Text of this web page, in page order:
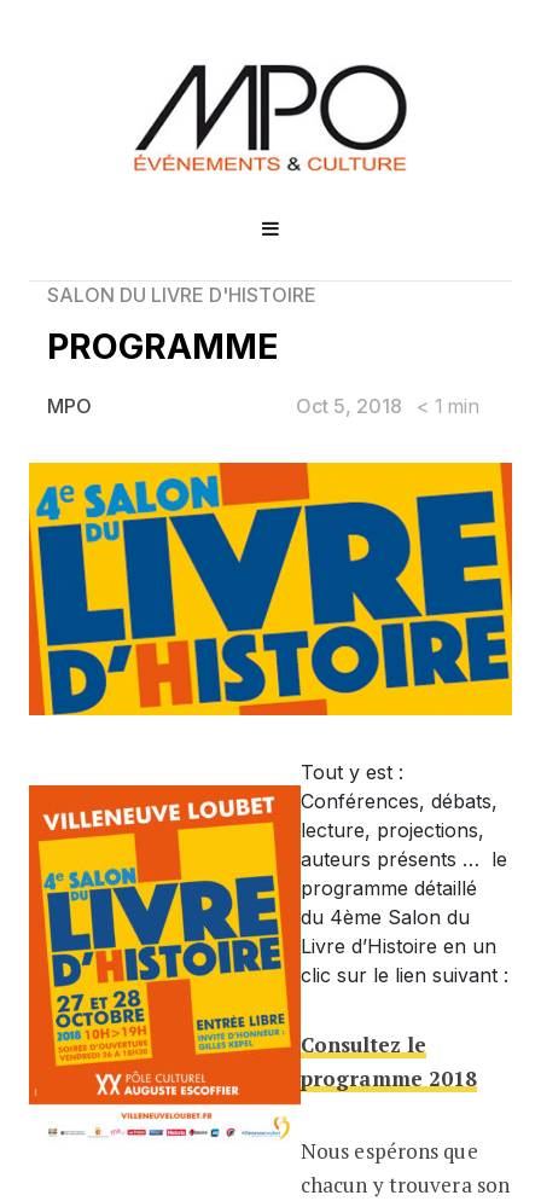
SALON DU LIVRE D'HISTOIRE
PROGRAMME
MPO Oct 5, 2018 < 1 min
PROGRAMME
Tout y est :
Conférences, débats,
lecture, projections,
auteurs présents … le
programme détaillé
du 4ème Salon du
Livre d’Histoire en un
clic sur le lien suivant :
Consultez le
programme 2018
Nous espérons que
chacun y trouvera son